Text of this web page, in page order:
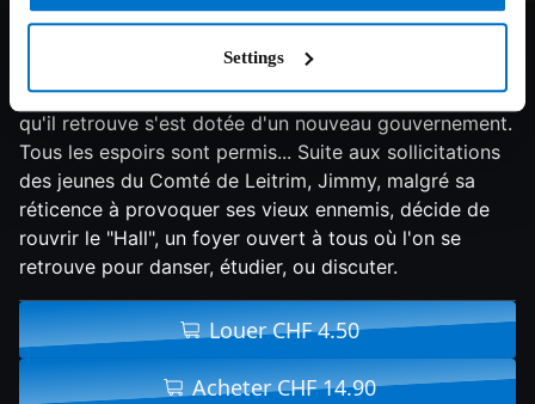
Settings
1932. Après un exil de 10 ans aux États-Unis, Jimmy
Gralton rentre au pays pour aider sa mère. L'Irlande
qu'il retrouve s'est dotée d'un nouveau gouvernement.
Tous les espoirs sont permis... Suite aux sollicitations
des jeunes du Comté de Leitrim, Jimmy, malgré sa
réticence à provoquer ses vieux ennemis, décide de
rouvrir le "Hall", un foyer ouvert à tous où l'on se
retrouve pour danser, étudier, ou discuter.
Louer CHF 4.50
Acheter CHF 14.90